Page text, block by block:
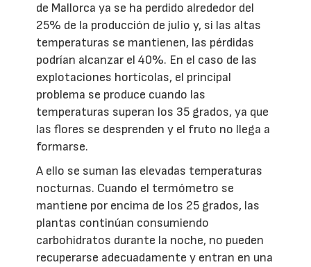
de Mallorca ya se ha perdido alrededor del
25% de la producción de julio y, si las altas
temperaturas se mantienen, las pérdidas
podrían alcanzar el 40%. En el caso de las
explotaciones hortícolas, el principal
problema se produce cuando las
temperaturas superan los 35 grados, ya que
las flores se desprenden y el fruto no llega a
formarse.
A ello se suman las elevadas temperaturas
nocturnas. Cuando el termómetro se
mantiene por encima de los 25 grados, las
plantas continúan consumiendo
carbohidratos durante la noche, no pueden
recuperarse adecuadamente y entran en una